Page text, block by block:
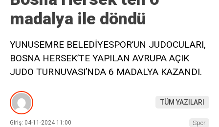
madalya ile döndü
YUNUSEMRE BELEDİYESPOR’UN JUDOCULARI,
BOSNA HERSEK’TE YAPILAN AVRUPA AÇIK
JUDO TURNUVASI’NDA 6 MADALYA KAZANDI.
TÜM YAZILARI
Giriş: 04-11-2024 11:00 Spor